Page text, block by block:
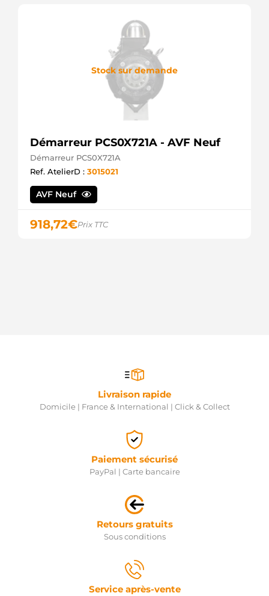
Stock sur demande
Démarreur PCS0X721A - AVF Neuf
Démarreur PCS0X721A
Ref. AtelierD : 3015021
AVF Neuf
918,72€Prix TTC
Livraison rapide
Domicile | France & International | Click & Collect
Paiement sécurisé
PayPal | Carte bancaire
Retours gratuits
Sous conditions
Service après-vente